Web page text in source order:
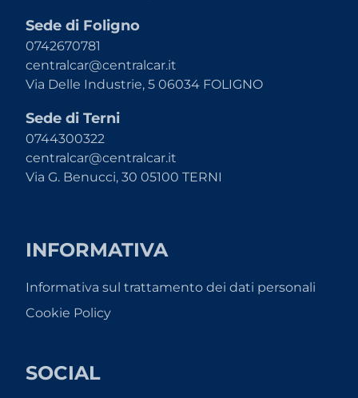
Sede di Foligno
0742670781
centralcar@centralcar.it
Via Delle Industrie, 5 06034 FOLIGNO
Sede di Terni
0744300322
centralcar@centralcar.it
Via G. Benucci, 30 05100 TERNI
INFORMATIVA
Informativa sul trattamento dei dati personali
Cookie Policy
SOCIAL